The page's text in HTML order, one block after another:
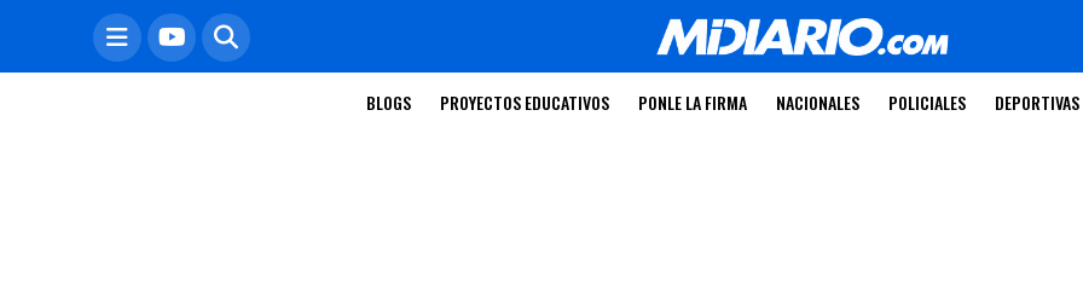
BLOGS PROYECTOS EDUCATIVOS PONLE LA FIRMA NACIONALES POLICIALES DEPORTIVAS